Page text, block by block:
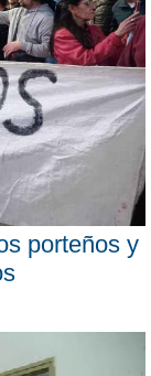
porteños y